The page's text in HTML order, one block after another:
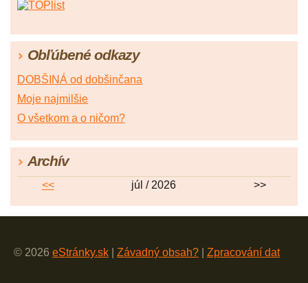
Obľúbené odkazy
DOBŠINÁ od dobšinčana
Moje najmilšie
O všetkom a o ničom?
Archív
<< júl / 2026 >>
© 2026 eStránky.sk Závadný obsah? Zpracování dat